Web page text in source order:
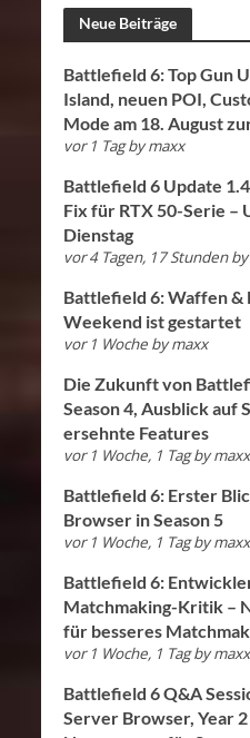
Neue Beiträge
Battlefield 6: Top Gun
Island, neuen POI,
Mode am 18. August
vor 1 Tag bymaxx
Battlefield 6 Update
Fix für RTX 50-Serie –
Dienstag
vor 4 Tagen, 17 Stunden by
Battlefield 6: Waffen &
Weekend ist gestartet
vor 1 Woche bymaxx
Die Zukunft von
Season 4, Ausblick auf
ersehnte Features
vor 1 Woche, 1 Tag bymaxx
Battlefield 6: Erster
Browser in Season 5
vor 1 Woche, 1 Tag bymaxx
Battlefield 6:
Matchmaking-Kritik –
für besseres
vor 1 Woche, 1 Tag bymaxx
Battlefield 6 Q&A
Server Browser, Year